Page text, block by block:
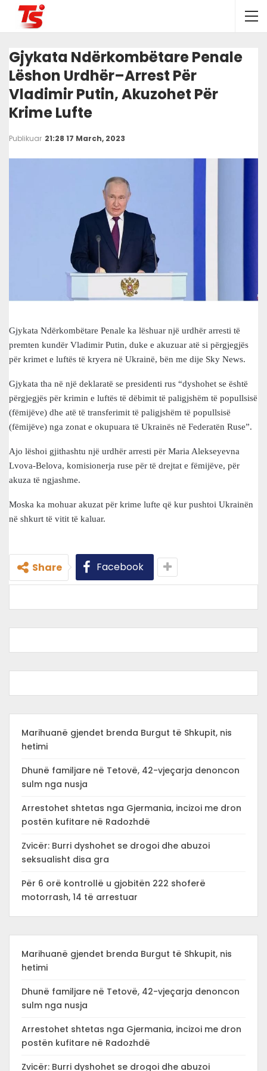
Gjykata Ndërkombëtare Penale
Lëshon Urdhër–Arrest Për
Vladimir Putin, Akuzohet Për
Krime Lufte
Publikuar 21:28 17 March, 2023
Gjykata Ndërkombëtare Penale ka lëshuar një urdhër arresti të
premten kundër Vladimir Putin, duke e akuzuar atë si përgjegjës
për krimet e luftës të kryera në Ukrainë, bën me dije Sky News.
Gjykata tha në një deklaratë se presidenti rus “dyshohet se është
përgjegjës për krimin e luftës të dëbimit të paligjshëm të popullsisë
(fëmijëve) dhe atë të transferimit të paligjshëm të popullsisë
(fëmijëve) nga zonat e okupuara të Ukrainës në Federatën Ruse”.
Ajo lëshoi ​​gjithashtu një urdhër arresti për Maria Alekseyevna
Lvova-Belova, komisionerja ruse për të drejtat e fëmijëve, për
akuza të ngjashme.
Moska ka mohuar akuzat për krime lufte që kur pushtoi Ukrainën
në shkurt të vitit të kaluar.
Share Facebook
Marihuanë gjendet brenda Burgut të Shkupit, nis
hetimi
Dhunë familjare në Tetovë, 42-vjeçarja denoncon
sulm nga nusja
Arrestohet shtetas nga Gjermania, incizoi me dron
postën kufitare në Radozhdë
Zvicër: Burri dyshohet se drogoi dhe abuzoi
seksualisht disa gra
Për 6 orë kontrollë u gjobitën 222 shoferë
motorrash, 14 të arrestuar
Marihuanë gjendet brenda Burgut të Shkupit, nis
hetimi
Dhunë familjare në Tetovë, 42-vjeçarja denoncon
sulm nga nusja
Arrestohet shtetas nga Gjermania, incizoi me dron
postën kufitare në Radozhdë
Zvicër: Burri dyshohet se drogoi dhe abuzoi